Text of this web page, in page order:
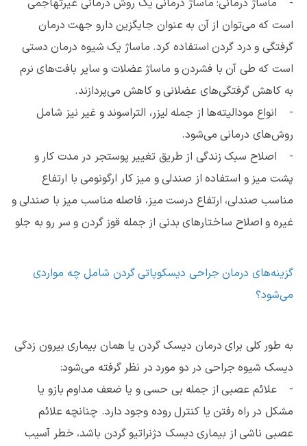
است که می‌توان از آن به عنوان جایگزین دارو جهت درمان
گرفتگی و درد گردن استفاده کرد. ماساژ یک شیوه درمان دستی
است که طی آن با فشردن و ماساژ عضلات و سایر بافت‌های نرم
به کاهش گرفتگی‌های عضلانی و کاهش می‌پردازند.
- انواع مودالیته‌ها از جمله لیزر، التراسوند و غیر نیز شامل
روش‌های درمانی می‌شود.
- اصلاح سبک زندگی از طریق تغییر پوستجر در مدت کار و
پشت میز و استفاده از صندلی و میز کار ارگونومی با ارتفاع
مناسب صندلی، ارتفاع درست میز، فاصله مناسب میز با صندلی و
غیره و اصلاح ساختارهای بدنی از جمله قوز گردن و سر رو به جلو
گزینه‌های درمان جراحی دیسکوپاتی گردن شامل چه مواردی
می‌شود؟
به طور کلی برای درمان دیسک گردن یا همان بیماری بیرون زدگی
دیسک شیوه جراحی در دو مورد در نظر گرفته می‌شود:
- علائم عصبی از جمله بی حسی و یا ضعف مداوم بازو یا
مشکل در راه رفتن یا کنترل روده وجود دارد. چنانچه علائم
عصبی ناشی از بیماری دیسک دژنراتیو گردن باشد، خطر آسیب